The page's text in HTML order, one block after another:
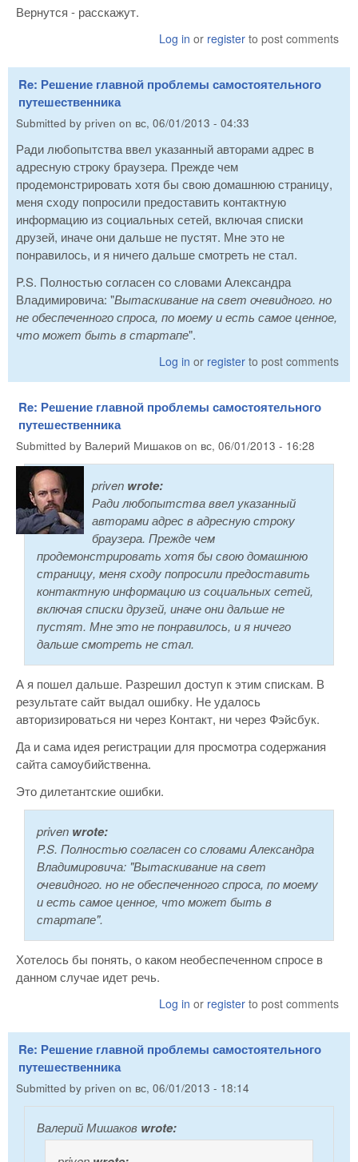
Вернутся - расскажут.
Log in or register to post comments
Re: Решение главной проблемы самостоятельного
путешественника
Submitted by priven on вс, 06/01/2013 - 04:33
Ради любопытства ввел указанный авторами адрес в
адресную строку браузера. Прежде чем
продемонстрировать хотя бы свою домашнюю страницу,
меня сходу попросили предоставить контактную
информацию из социальных сетей, включая списки
друзей, иначе они дальше не пустят. Мне это не
понравилось, и я ничего дальше смотреть не стал.
P.S. Полностью согласен со словами Александра
Владимировича: "Вытаскивание на свет очевидного. но
не обеспеченного спроса, по моему и есть самое ценное,
что может быть в стартапе".
Log in or register to post comments
Re: Решение главной проблемы самостоятельного
путешественника
Submitted by Валерий Мишаков on вс, 06/01/2013 - 16:28
priven wrote:
Ради любопытства ввел указанный
авторами адрес в адресную строку
браузера. Прежде чем
продемонстрировать хотя бы свою домашнюю
страницу, меня сходу попросили предоставить
контактную информацию из социальных сетей,
включая списки друзей, иначе они дальше не
пустят. Мне это не понравилось, и я ничего
дальше смотреть не стал.
А я пошел дальше. Разрешил доступ к этим спискам. В
результате сайт выдал ошибку. Не удалось
авторизироваться ни через Контакт, ни через Фэйсбук.
Да и сама идея регистрации для просмотра содержания
сайта самоубийственна.
Это дилетантские ошибки.
priven wrote:
P.S. Полностью согласен со словами Александра
Владимировича: "Вытаскивание на свет
очевидного. но не обеспеченного спроса, по моему
и есть самое ценное, что может быть в
стартапе".
Хотелось бы понять, о каком необеспеченном спросе в
данном случае идет речь.
Log in or register to post comments
Re: Решение главной проблемы самостоятельного
путешественника
Submitted by priven on вс, 06/01/2013 - 18:14
Валерий Мишаков wrote: